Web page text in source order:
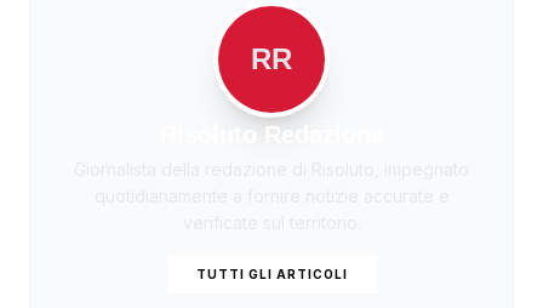
RR
Risoluto Redazione
TUTTI GLI ARTICOLI